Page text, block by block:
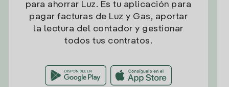
para ahorrar Luz. Es tu aplicación para
pagar facturas de Luz y Gas, aportar
la lectura del contador y gestionar
todos tus contratos.